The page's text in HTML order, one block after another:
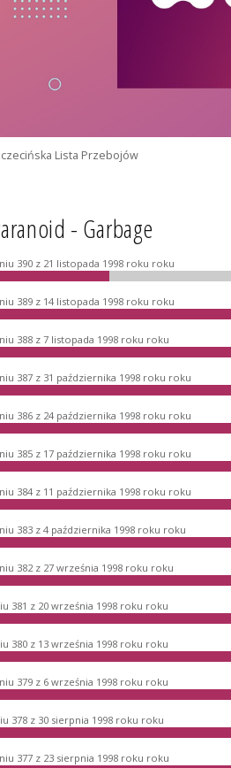
Lista Przebojów
- Garbage
390 z 21 listopada 1998 roku roku
389 z 14 listopada 1998 roku roku
388 z 7 listopada 1998 roku roku
387 z 31 października 1998 roku roku
386 z 24 października 1998 roku roku
385 z 17 października 1998 roku roku
384 z 11 października 1998 roku roku
383 z 4 października 1998 roku roku
382 z 27 września 1998 roku roku
381 z 20 września 1998 roku roku
380 z 13 września 1998 roku roku
379 z 6 września 1998 roku roku
378 z 30 sierpnia 1998 roku roku
377 z 23 sierpnia 1998 roku roku